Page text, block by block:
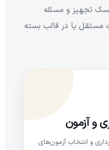
تجهیز و مسئله
مستقل یا در قالب بسته
و آزمون
و انتخاب آزمون‌های